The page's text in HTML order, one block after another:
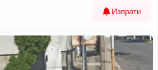
Изпрати